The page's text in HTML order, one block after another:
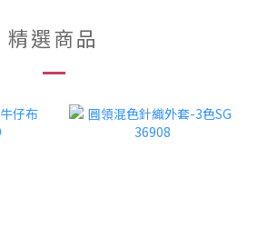
精選商品